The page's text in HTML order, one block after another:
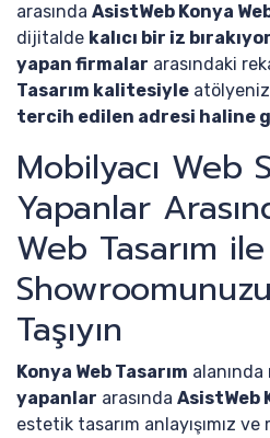
arasında AsistWeb Konya
dijitalde kalıcı bir iz bırakıyor
yapan firmalar arasındaki
Tasarım kalitesiyle
tercih edilen adresi haline
Mobilyacı Web
Yapanlar
Web Tasarım ile
Taşıyın
Konya Web Tasarım alanında
yapanlar arasında AsistWeb
estetik tasarım anlayışımız